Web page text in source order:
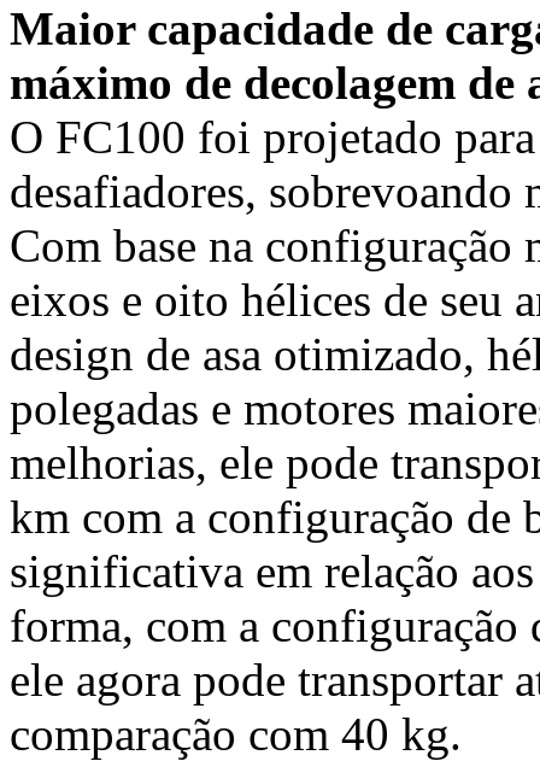
Maior capacidade de
máximo de decolagem de
O FC100 foi projetado
desafiadores, sobrevoando
Com base na
eixos e oito hélices de seu
design de asa otimizado,
polegadas e motores
melhorias, ele pode
km com a configuração de
significativa em relação
forma, com a configuração
ele agora pode transportar
comparação com 40 kg.